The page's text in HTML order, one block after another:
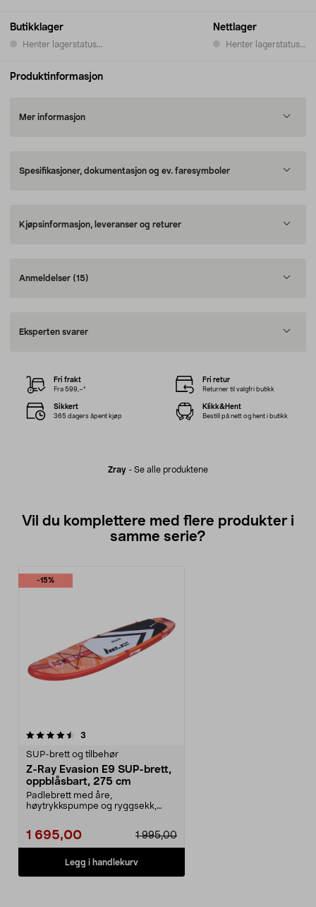
Butikklager
Henter lagerstatus...
Nettlager
Henter lagerstatus...
Produktinformasjon
Mer informasjon
Spesifikasjoner, dokumentasjon og ev. faresymboler
Kjøpsinformasjon, leveranser og returer
Anmeldelser (15)
Eksperten svarer
Zray - Se alle produktene
Fri frakt
Fra 599,–*
Fri retur
Returner til valgfri butikk
Sikkert
365 dagers åpent kjøp
Klikk&Hent
Bestill på nett og hent i butikk
Vil du komplettere med flere produkter i
samme serie?
-15%
3
SUP-brett og tilbehør
Z-Ray Evasion E9 SUP-brett,
oppblåsbart, 275 cm
Padlebrett med åre,
høytrykkspumpe og ryggsekk,
1 995,00
1 695,00
Legg i handlekurv